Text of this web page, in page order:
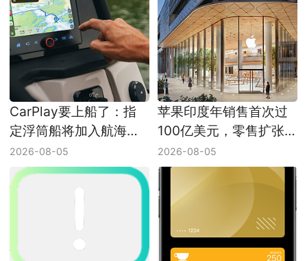
CarPlay要上船了：指
定浮筒船将加入航海导
航
2026-08-05
苹果印度年销售首次过
100亿美元，零售扩张
开始兑现
2026-08-05